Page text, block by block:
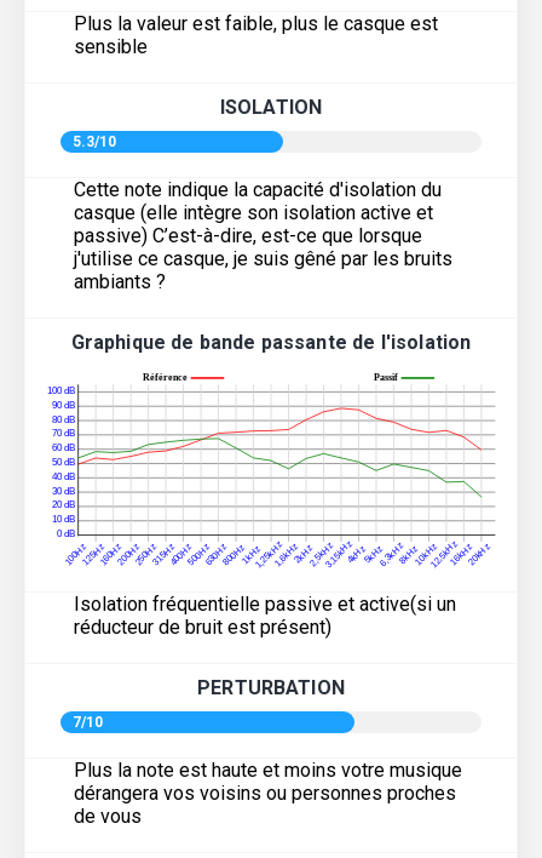
Plus la valeur est faible, plus le casque est
sensible
ISOLATION
5.3/10
Cette note indique la capacité d'isolation du
casque (elle intègre son isolation active et
passive) C’est-à-dire, est-ce que lorsque
j'utilise ce casque, je suis gêné par les bruits
ambiants ?
Graphique de bande passante de l'isolation
Isolation fréquentielle passive et active(si un
réducteur de bruit est présent)
PERTURBATION
7/10
Plus la note est haute et moins votre musique
dérangera vos voisins ou personnes proches
de vous